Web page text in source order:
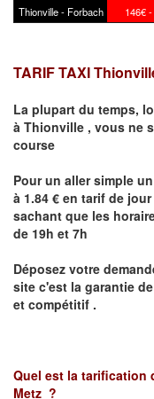
Thionville - Forbach 146€
TARIF TAXI
La plupart du temps,
à Thionville , vous ne
course
Pour un aller simple
à 1.84 € en tarif de
sachant que les
de 19h et 7h
Déposez votre
site c'est la garantie
et compétitif .
Quel est la tarification
Metz ?